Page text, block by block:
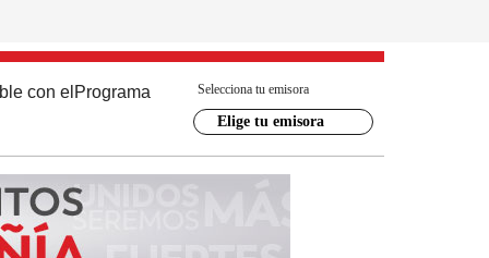
con el Programa Selecciona tu emisora
Elige tu emisora